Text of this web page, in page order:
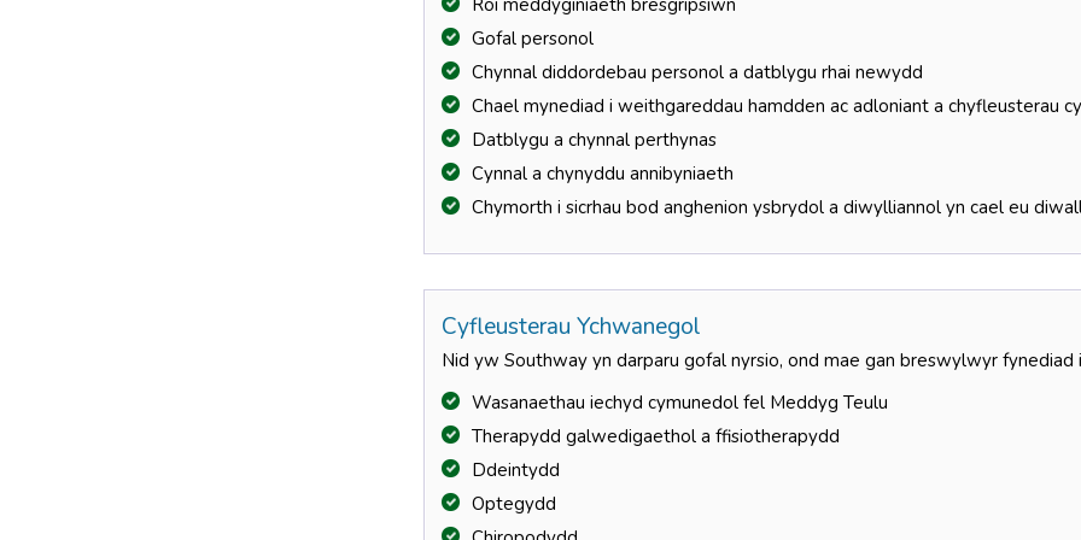
Roi meddyginiaeth bresgripsiwn
Gofal personol
Chynnal diddordebau personol a datblygu rhai newydd
Chael mynediad i weithgareddau hamdden ac adloniant a chyfleusterau
Datblygu a chynnal perthynas
Cynnal a chynyddu annibyniaeth
Chymorth i sicrhau bod anghenion ysbrydol a diwylliannol yn cael eu
Cyfleusterau Ychwanegol
Nid yw Southway yn darparu gofal nyrsio, ond mae gan breswylwyr fynediad
Wasanaethau iechyd cymunedol fel Meddyg Teulu
Therapydd galwedigaethol a ffisiotherapydd
Ddeintydd
Optegydd